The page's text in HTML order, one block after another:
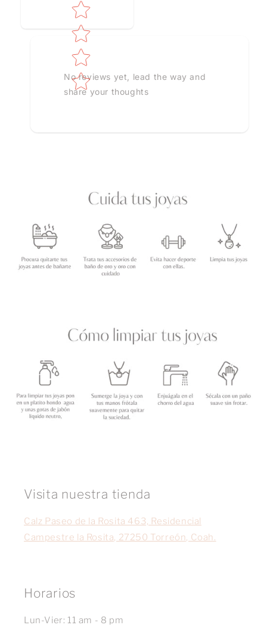
No reviews yet, lead the way and
share your thoughts
Visita nuestra tienda
Calz Paseo de la Rosita 463, Residencial
Campestre la Rosita, 27250 Torreón, Coah.
Horarios
Lun-Vier: 11 am - 8 pm